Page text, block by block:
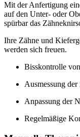
Mit der Anfertigung
auf den Unter- oder
spürbar das
Ihre Zähne und
werden sich freuen.
Bisskontrolle
Ausmessung
Anpassung der
Regelmäßige